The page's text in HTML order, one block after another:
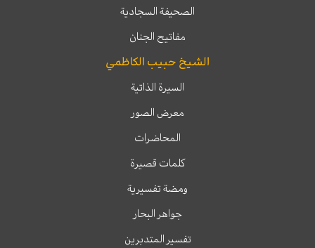
الصحيفة السجادية
مفاتيح الجنان
الشيخ حبيب الكاظمي
السيرة الذاتية
معرض الصور
المحاضرات
كلمات قصيرة
ومضة تفسيرية
جواهر البحار
تفسير المتدبرين